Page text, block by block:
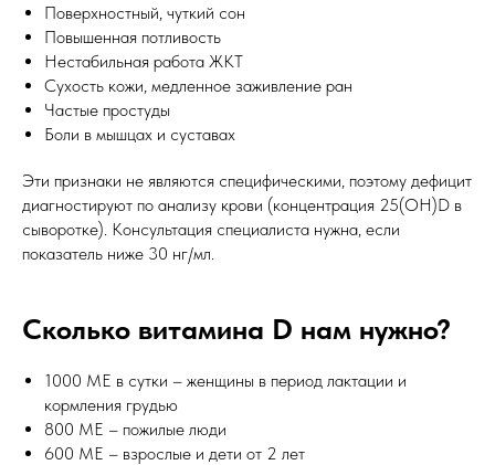
Поверхностный, чуткий сон
Повышенная потливость
Нестабильная работа ЖКТ
Сухость кожи, медленное заживление ран
Частые простуды
Боли в мышцах и суставах
Эти признаки не являются специфическими, поэтому дефицит
диагностируют по анализу крови (концентрация 25(ОН)D в
сыворотке). Консультация специалиста нужна, если
показатель ниже 30 нг/мл.
Сколько витамина D нам нужно?
1000 МЕ в сутки – женщины в период лактации и
кормления грудью
800 МЕ – пожилые люди
600 МЕ – взрослые и дети от 2 лет